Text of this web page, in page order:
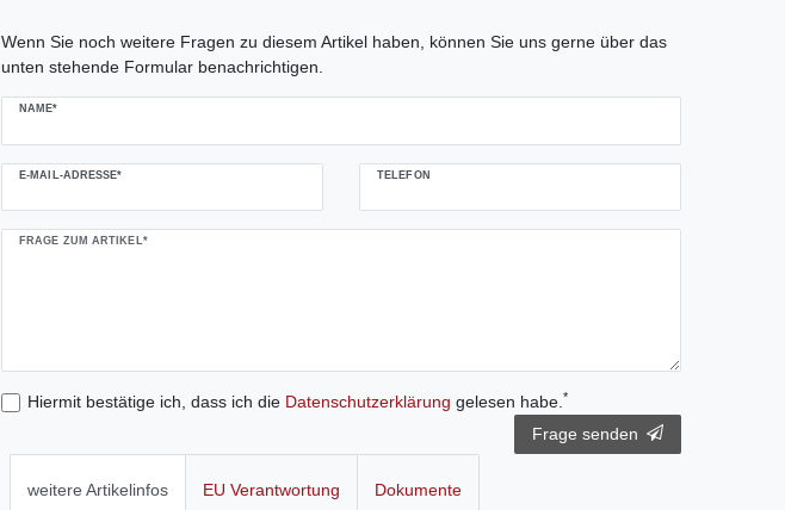
Wenn Sie noch weitere Fragen zu diesem Artikel haben, können Sie uns gerne über das
unten stehende Formular benachrichtigen.
NAME*
E-MAIL-ADRESSE* TELEFON
FRAGE ZUM ARTIKEL*
Hiermit bestätige ich, dass ich die Daten­schutz­erklärung gelesen habe.*
Frage senden
weitere Artikelinfos EU Verantwortung Dokumente